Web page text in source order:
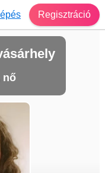
Regisztráció
nő